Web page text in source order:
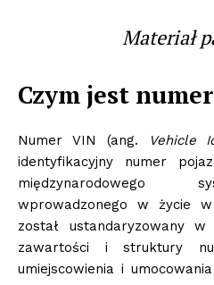
Materiał
Czym jest
Numer VIN (ang. Vehicle
identyfikacyjny numer
międzynarodowego
wprowadzonego w życie
został ustandaryzowany
zawartości i struktury
umiejscowienia i